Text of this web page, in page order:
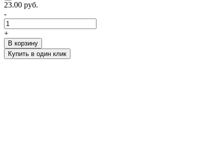
23.00 руб.
-
+
В корзину
Купить в один клик